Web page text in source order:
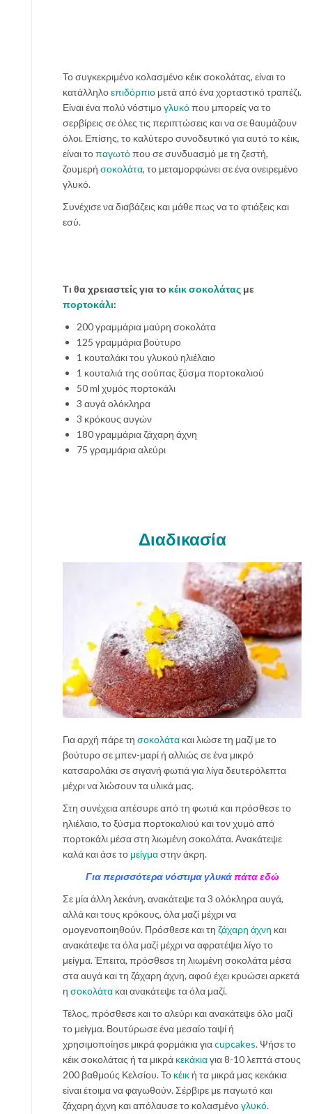
Το συγκεκριμένο κολασμένο κέικ σοκολάτας, είναι το
κατάλληλοεπιδόρπιο μετά από ένα χορταστικό τραπέζι.
Είναι ένα πολύ νόστιμογλυκόπου μπορείς να το
σερβίρεις σε όλες τις περιπτώσεις και να σε θαυμάζουν
όλοι. Επίσης, το καλύτερο συνοδευτικό για αυτό το κέικ,
είναι τοπαγωτόπου σε συνδυασμό με τη ζεστή,
ζουμερή σοκολάτα, το μεταμορφώνει σε ένα ονειρεμένο
γλυκό.
Συνέχισε να διαβάζεις και μάθε πως να το φτιάξεις και
εσύ.
Τι θα χρειαστείς για το κέικ σοκολάτας με
πορτοκάλι:
200 γραμμάρια μαύρη σοκολάτα
125 γραμμάρια βούτυρο
1 κουταλάκι του γλυκού ηλιέλαιο
1 κουταλιά της σούπας ξύσμα πορτοκαλιού
50 ml χυμός πορτοκάλι
3 αυγά ολόκληρα
3 κρόκους αυγών
180 γραμμάρια ζάχαρη άχνη
75 γραμμάρια αλεύρι
Διαδικασία
Για αρχή πάρε τη σοκολάτα και λιώσε τη μαζί με το
βούτυρο σε μπεν-μαρί ή αλλιώς σε ένα μικρό
κατσαρολάκι σε σιγανή φωτιά για λίγα δευτερόλεπτα
μέχρι να λιώσουν τα υλικά μας.
Στη συνέχεια απέσυρε από τη φωτιά και πρόσθεσε το
ηλιέλαιο, το ξύσμα πορτοκαλιού και τον χυμό από
πορτοκάλι μέσα στη λιωμένη σοκολάτα. Ανακάτεψε
καλά και άσε το μείγμαστην άκρη.
Για περισσότερα νόστιμα γλυκά πάτα εδώ
Σε μία άλλη λεκάνη, ανακάτεψε τα 3 ολόκληρα αυγά,
αλλά και τους κρόκους, όλα μαζί μέχρι να
ομογενοποιηθούν. Πρόσθεσε και τη ζάχαρη άχνη και
ανακάτεψε τα όλα μαζί μέχρι να αφρατέψει λίγο το
μείγμα. Έπειτα, πρόσθεσε τη λιωμένη σοκολάτα μέσα
στα αυγά και τη ζάχαρη άχνη, αφού έχει κρυώσει αρκετά
η σοκολάτα και ανακάτεψε τα όλα μαζί.
Τέλος, πρόσθεσε και το αλεύρι και ανακάτεψε όλο μαζί
το μείγμα. Βουτύρωσε ένα μεσαίο ταψί ή
χρησιμοποίησε μικρά φορμάκια γιαcupcakes. Ψήσε το
κέικ σοκολάτας ή τα μικρά κεκάκιαγια 8-10 λεπτά στους
200 βαθμούς Κελσίου. Το κέική τα μικρά μας κεκάκια
είναι έτοιμα να φαγωθούν. Σέρβιρε με παγωτό και
ζάχαρη άχνη και απόλαυσε το κολασμένογλυκό.